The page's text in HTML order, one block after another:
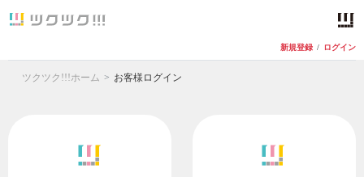
新規登録 / ログイン
ツクツク!!!ホーム お客様ログイン